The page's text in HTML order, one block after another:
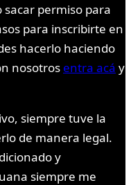
permiso para
para inscribirte en
hacerlo haciendo
nosotros entra acá y
siempre tuve la
de manera legal.
y
siempre me